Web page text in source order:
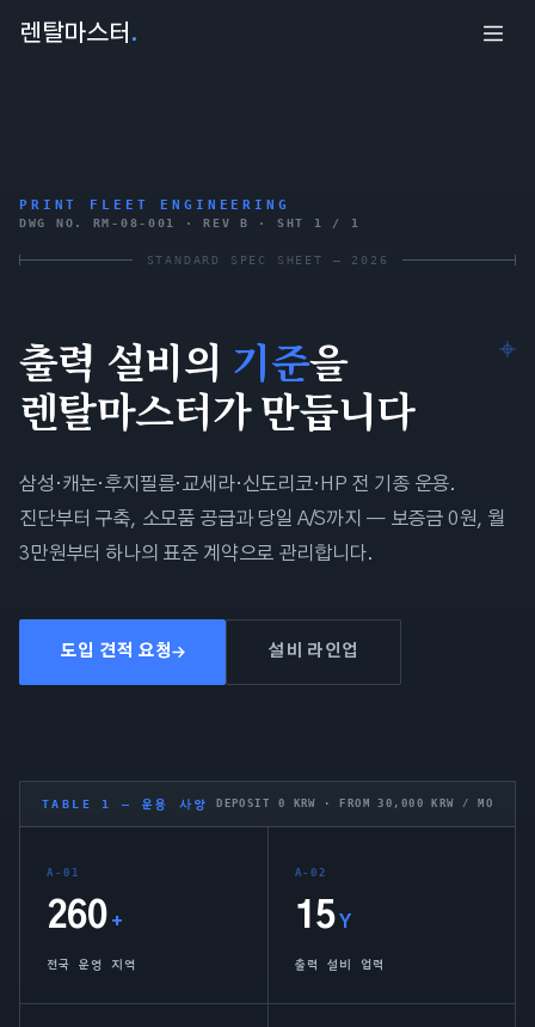
렌탈마스터 .
PRINT FLEET ENGINEERING
DWG NO. RM-08-001 · REV B · SHT 1 / 1
STANDARD SPEC SHEET — 2026
출력 설비의 기준을
렌탈마스터가 만듭니다
삼성·캐논·후지필름·교세라·신도리코·HP 전 기종 운용.
진단부터 구축, 소모품 공급과 당일 A/S까지 — 보증금 0원, 월
3만원부터 하나의 표준 계약으로 관리합니다.
도입 견적 요청 설비 라인업
TABLE 1 — 운용 사양 DEPOSIT 0 KRW · FROM 30,000 KRW / MO
A-01
260 +
전국 운영 지역
A-02
15 Y
출력 설비 업력